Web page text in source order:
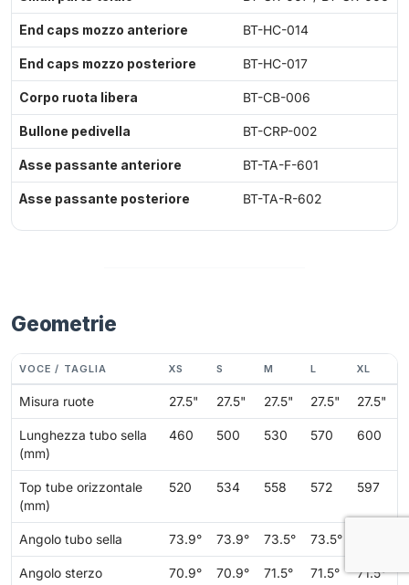
End caps mozzo anteriore BT-HC-014
End caps mozzo posteriore BT-HC-017
Corpo ruota libera BT-CB-006
Bullone pedivella BT-CRP-002
Asse passante anteriore BT-TA-F-601
Asse passante posteriore BT-TA-R-602
Geometrie
VOCE / TAGLIA XS S M L XL
Misura ruote 27.5" 27.5" 27.5" 27.5" 27.5"
Lunghezza tubo sella
(mm)
460 500 530 570 600
Top tube orizzontale
(mm)
520 534 558 572 597
Angolo tubo sella 73.9° 73.9° 73.5° 73.5°
Angolo sterzo 70.9° 70.9° 71.5° 71.5° 71.5°